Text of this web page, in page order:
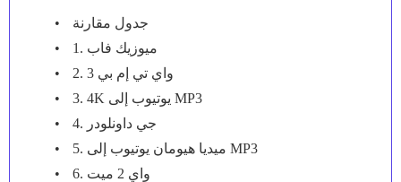
جدول مقارنة
1. ميوزيك فاب
2. واي تي إم بي 3
3. 4K يوتيوب إلى MP3
4. جي داونلودر
5. ميديا هيومان يوتيوب إلى MP3
6. واي 2 ميت